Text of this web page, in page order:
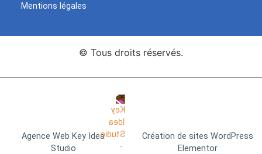
Mentions légales
© Tous droits réservés.
Agence Web Key Idea
Studio
Création de sites WordPress
Elementor